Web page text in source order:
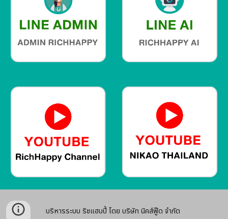
บริหารระบบ ริชแฮบปี้ โดย บริษัท นิคส์ฟู๊ด จำกัด